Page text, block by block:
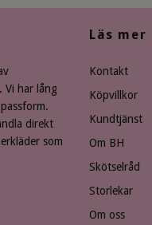
Vi har lång
direkt
som
Läs mer
Kontakt
Köpvillkor
Kundtjänst
Om BH
Skötselråd
Storlekar
Om oss